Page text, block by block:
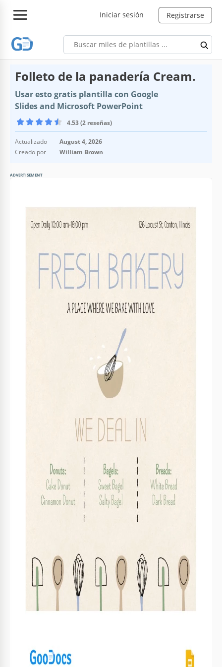
Iniciar sesión Registrarse
Folleto de la panadería Cream.
Usar esto gratis plantilla con Google
Slides and Microsoft PowerPoint
4.53 (2 reseñas)
Actualizado
August 4, 2026
Creado por
William Brown
ADVERTISEMENT